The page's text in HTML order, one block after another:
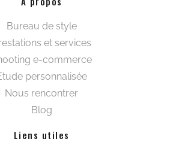
Creafinity Collection – créé par
Lekcie